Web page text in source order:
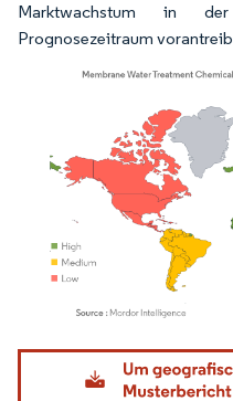
Marktwachstum in
Prognosezeitraum
Bild © Mordor Intelligence.